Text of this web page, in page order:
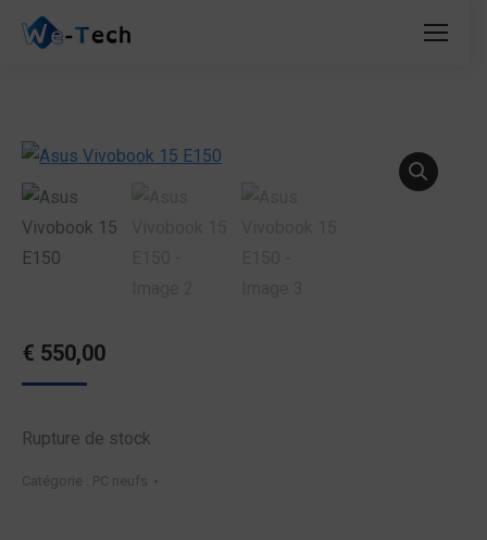
€ 550,00
Rupture de stock
Catégorie : PC neufs